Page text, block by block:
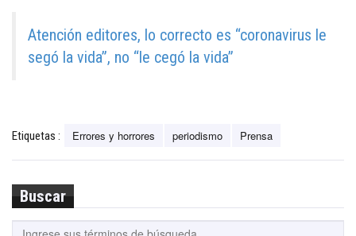
Atención editores, lo correcto es “coronavirus le
segó la vida”, no “le cegó la vida”
Etiquetas : Errores y horrores periodismo Prensa
Buscar